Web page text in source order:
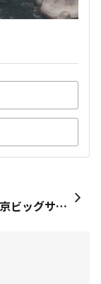
お台場東京ビッグサイト！インターペット！ＨＯＮＤＡブース！